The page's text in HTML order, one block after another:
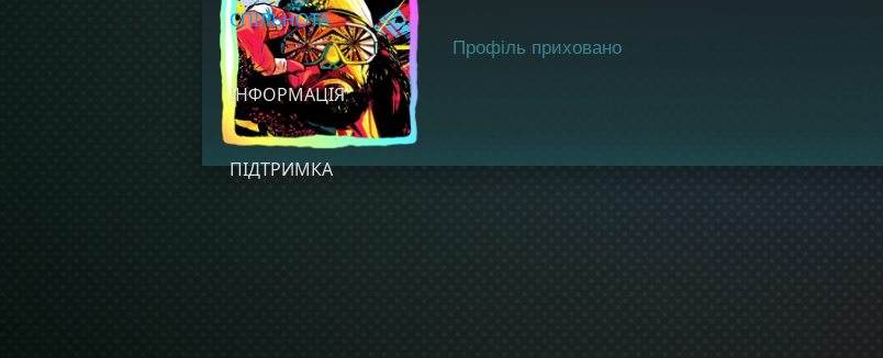
СПІЛЬНОТА
ІНФОРМАЦІЯ
ПІДТРИМКА
Профіль приховано